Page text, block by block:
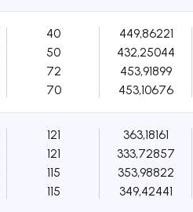
40
50
72
70
449,86221
432,25044
453,91899
453,10676
121
121
115
115
363,18161
333,72857
353,98822
349,42441